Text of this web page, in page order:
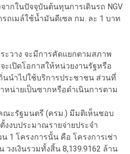
ากในปัจจุบันต้นทุนการเดินรถ NGV
ถเมล์ใช้น้ำมันดีเซล กม. ละ 1 บาท
ะวาง จะมีการคัดแยกตามสภาพ
ะเปิดโอกาสให้หน่วยงานรัฐหรือ
นำไปใช้บริการประชาชน ส่วนที่
หน่ายเป็นซากหรือดำเนินการตาม
ณะรัฐมนตรี (ครม.) มีมติเห็นชอบ
งงบประมาณรายจ่ายประจำ
1 โครงการนั้น คือ โครงการเช่า
วงเงินรวมทั้งสิ้น 8,139.9162 ล้าน